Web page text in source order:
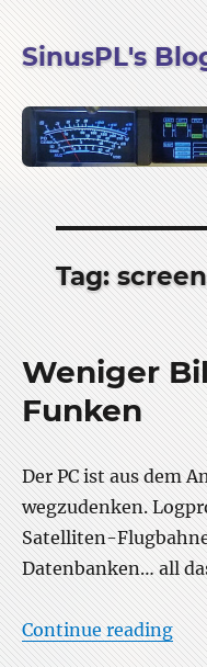
SinusPL's
Tag:screen
Weniger
Funken
Der PC ist aus dem
wegzudenken.
Satelliten-
Datenbanken… all
Continue reading